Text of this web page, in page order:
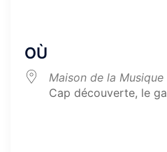
OÙ
Maison de la
Cap découverte, le